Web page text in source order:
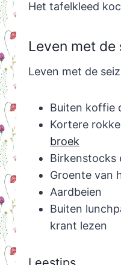
Het tafelkleed
Leven met
Leven met de
Buiten koffie
Kortere
broek
Birkenstocks
Groente van
Aardbeien
Buiten
krant lezen